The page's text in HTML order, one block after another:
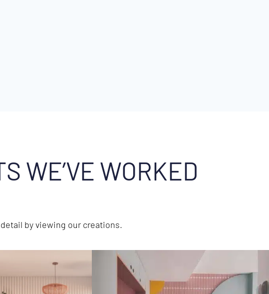
WE’VE WORKED
by viewing our creations.